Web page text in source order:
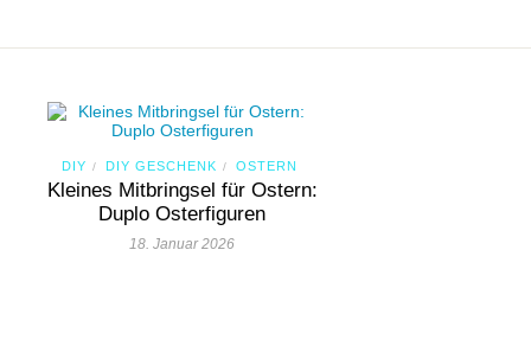
DIY / DIY GESCHENK / OSTERN
Kleines Mitbringsel für Ostern:
Duplo Osterfiguren
18. Januar 2026